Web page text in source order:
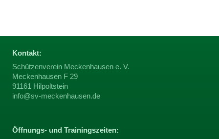
Kontakt:
Schützenverein Meckenhausen e. V.
Meckenhausen F 29
91161 Hilpoltstein
info@sv-meckenhausen.de
Öffnungs- und Trainingszeiten: